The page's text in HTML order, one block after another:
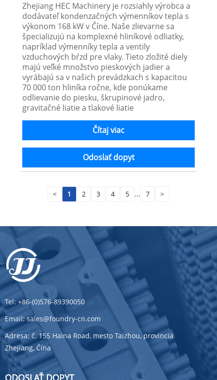
Zhejiang HEC Machinery je rozsiahly výrobca a
dodávateľ kondenzačných výmenníkov tepla s
výkonom 168 kW v Číne. Naše zlievarne sa
špecializujú na komplexné hliníkové odliatky,
napríklad výmenníky tepla a ventily
vzduchových bŕzd pre vlaky. Tieto zložité diely
majú veľké množstvo pieskových jadier a
vyrábajú sa v našich prevádzkach s kapacitou
70 000 ton hliníka ročne, kde ponúkame
odlievanie do piesku, škrupinové jadro,
gravitačné liatie a tlakové liatie
Čítaj viac
Odoslať dopyt
< 1 2 3 4 5 ... 7 >
Tel: +86-(0)576-89390050
Email: sales@foundry-cn.com
Adresa: č. 155 Haina Road, mesto Taizhou, provincia
Zhejiang, Čína
ODOSLAŤ DOPYT